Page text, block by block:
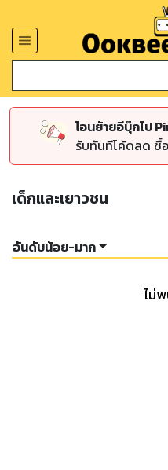
โอนย้ายอีบุ๊กไป
รับทันทีโค้ดลด ซื้
เด็กและเยาวชน
อันดับน้อย-มาก
ไม่